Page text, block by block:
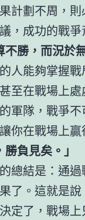
計劃不周，
，成功的戰
不勝，而況於
人能夠掌握
至在戰場上
軍隊，戰爭
你在戰場上贏
勝負見矣。」
總結是：通
了。這就是
定了，戰場